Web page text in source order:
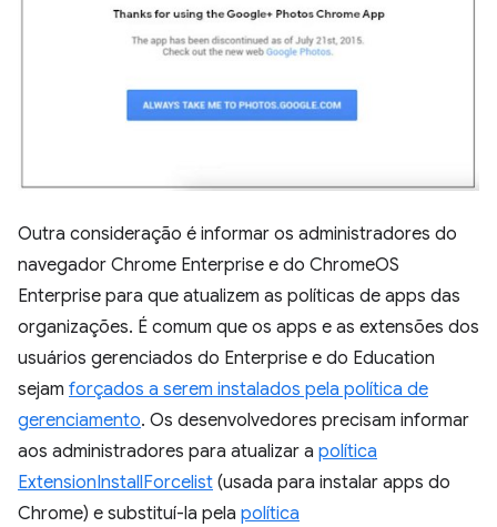
Outra consideração é informar os administradores do
navegador Chrome Enterprise e do ChromeOS
Enterprise para que atualizem as políticas de apps das
organizações. É comum que os apps e as extensões dos
usuários gerenciados do Enterprise e do Education
sejam forçados a serem instalados pela política de
gerenciamento. Os desenvolvedores precisam informar
aos administradores para atualizar a política
ExtensionInstallForcelist (usada para instalar apps do
Chrome) e substituí-la pela política